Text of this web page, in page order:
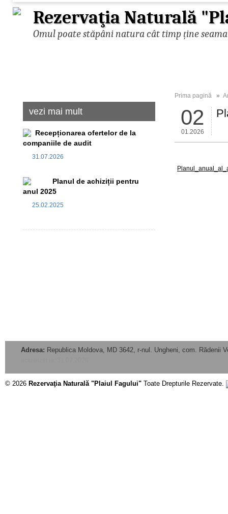
Rezervaţia Naturală
Omul poate stăpâni natura cât timp ține
vezi mai mult
Recepționarea ofertelor de la
companiile de audit
31.07.2026
Planul de achiziții pentru
anul 2025
25.02.2025
Prima pagină »
02
01.2026
Adresa: Republica Moldova, MD 3642, r-nul. Ungheni, com. Rădenii
© 2026 Rezervaţia Naturală "Plaiul Fagului" Toate Drepturile Rezervate.